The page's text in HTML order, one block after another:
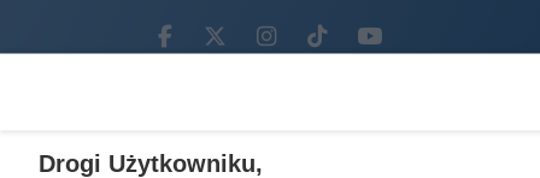
Facebook.com
X.comInstagram.com
Tiktok.comYoutube.com
49.42%
Drogi Użytkowniku,